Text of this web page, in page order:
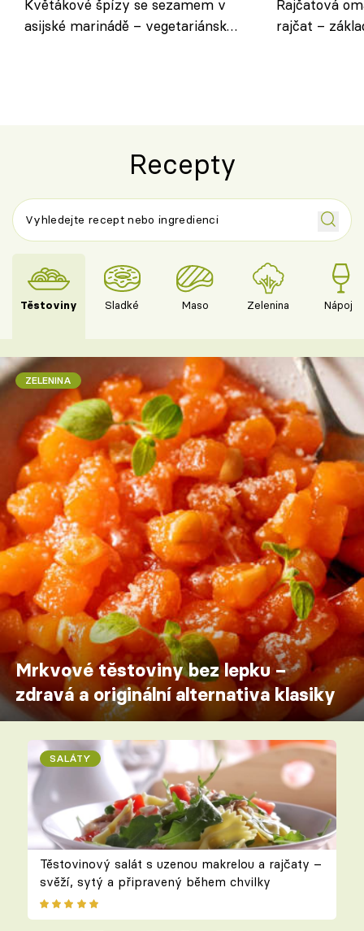
Květákové špízy se sezamem v
asijské marinádě – vegetariánská
Rajčatová
rajčat –
Recepty
Těstoviny Sladké Maso Zelenina Nápoje
ZELENINA
Mrkvové těstoviny bez lepku –
zdravá a originální alternativa klasiky
SALÁTY
Těstovinový salát s uzenou makrelou a rajčaty –
svěží, sytý a připravený během chvilky